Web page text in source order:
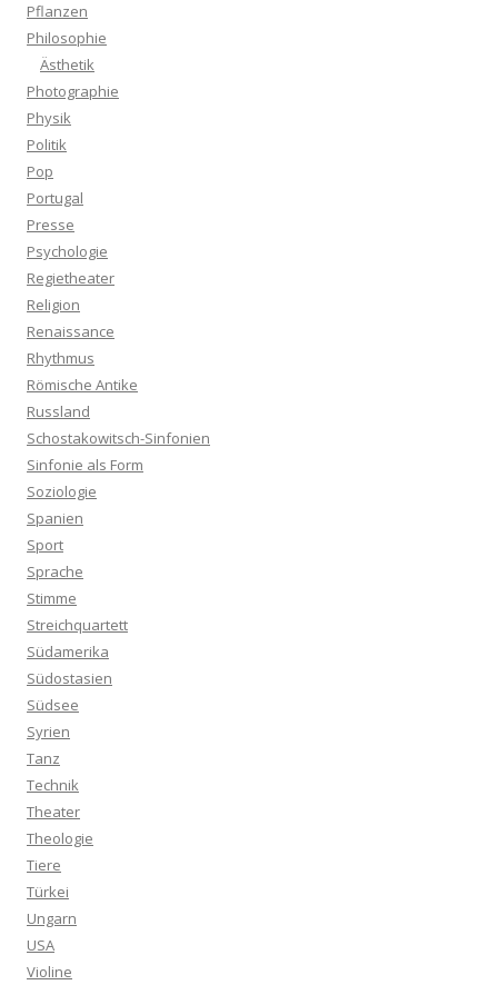
Pflanzen
Philosophie
Ästhetik
Photographie
Physik
Politik
Pop
Portugal
Presse
Psychologie
Regietheater
Religion
Renaissance
Rhythmus
Römische Antike
Russland
Schostakowitsch-Sinfonien
Sinfonie als Form
Soziologie
Spanien
Sport
Sprache
Stimme
Streichquartett
Südamerika
Südostasien
Südsee
Syrien
Tanz
Technik
Theater
Theologie
Tiere
Türkei
Ungarn
USA
Violine